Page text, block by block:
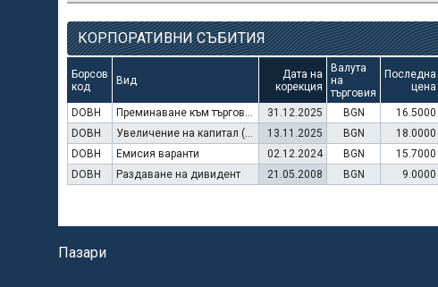
КОРПОРАТИВНИ СЪБИТИЯ
Борсов
код
Вид
Дата на
корекция
Валута
на
търговия
Последна
цена
DOBH
Преминаване към търговия в Евро 31.12.2025 BGN 16.5000
DOBH
Увеличение на капитал (упражняване на варанти) 13.11.2025 BGN 18.0000
DOBH
Емисия варанти 02.12.2024 BGN 15.7000
DOBH
Раздаване на дивидент 21.05.2008 BGN 9.0000
Пазари